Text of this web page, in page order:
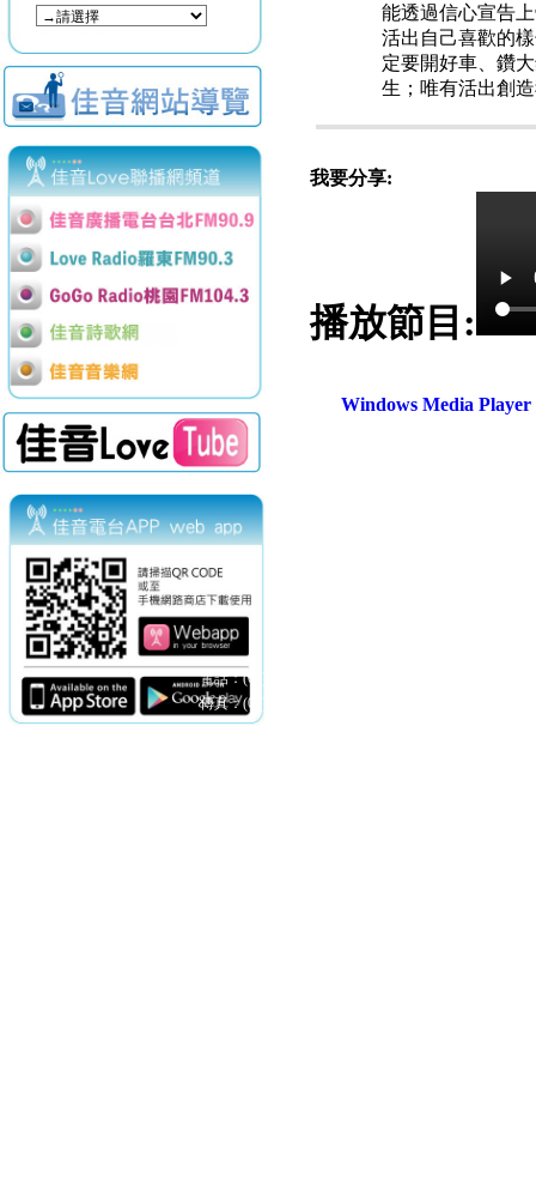
能透過信心宣告
活出自己喜歡的
定要開好車、鑽
生；唯有活出創
我要分享:
播放節目:
Windows Media
電話：(02)2369-9050
傳真：(02)2362-7816